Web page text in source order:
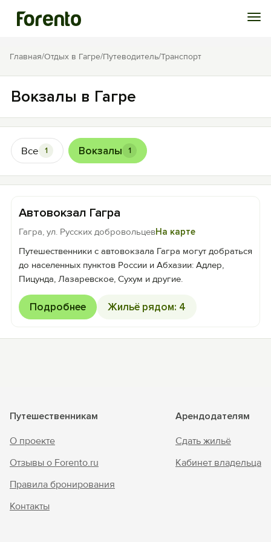
Войти
История просмотра
Добавить свой объект
Главная/Отдых в Гагре/Путеводитель/Транспорт
Вокзалы в Гагре
Все 1 Вокзалы 1
Автовокзал Гагра
Гагра, ул. Русских добровольцевНа карте
Путешественники с автовокзала Гагра могут добраться
до населенных пунктов России и Абхазии: Адлер,
Пицунда, Лазаревское, Сухум и другие.
Подробнее Жильё рядом: 4
Путешественникам
О проекте
Отзывы о Forento.ru
Правила бронирования
Контакты
Арендодателям
Сдать жильё
Кабинет владельца